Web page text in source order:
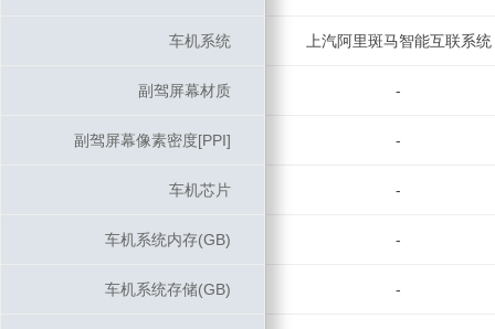
车机系统 上汽阿里斑马智能互联系统
副驾屏幕材质 -
副驾屏幕像素密度[PPI] -
车机芯片 -
车机系统内存(GB) -
车机系统存储(GB) -
车机系统
副驾屏幕材质
副驾屏幕像素密度[PPI]
车机芯片
车机系统内存(GB)
车机系统存储(GB)